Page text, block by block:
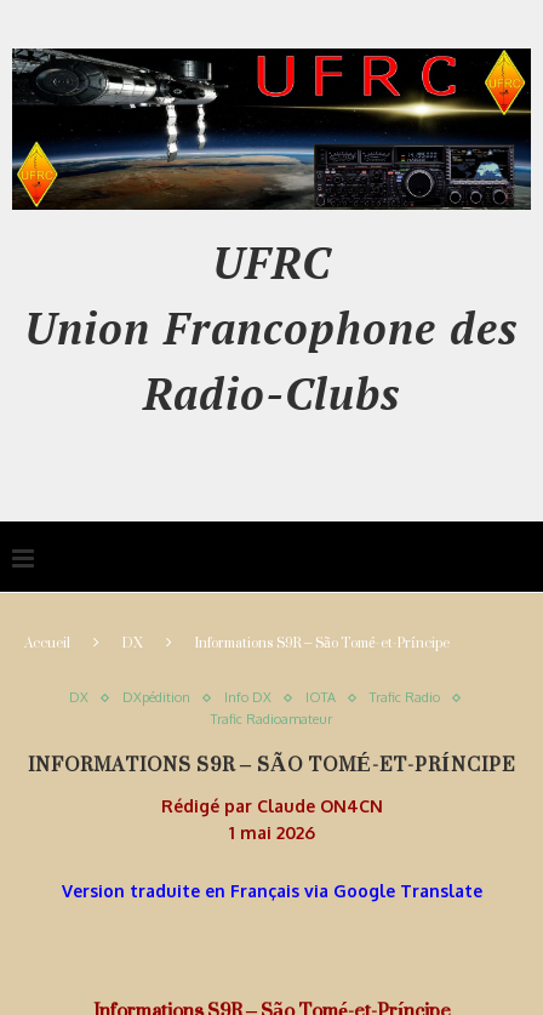
UFRC
Union Francophone des
Radio-Clubs
Accueil DX Informations S9R – São Tomé-et-Príncipe
DX DXpédition Info DX IOTA
Trafic Radio
Trafic Radioamateur
INFORMATIONS S9R – SÃO TOMÉ-ET-PRÍNCIPE
Rédigé par Claude ON4CN
1 mai 2026
Version traduite en Français via Google Translate